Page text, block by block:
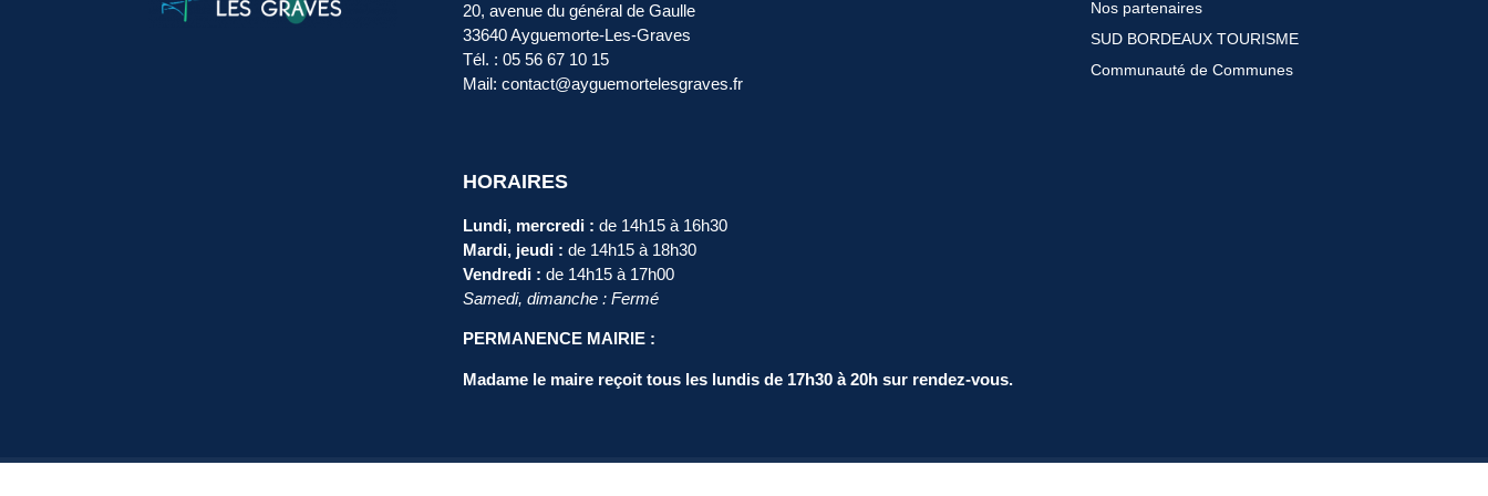
20, avenue du général de Gaulle
33640 Ayguemorte-Les-Graves
Tél. : 05 56 67 10 15
Mail: contact@ayguemortelesgraves.fr
HORAIRES
Lundi, mercredi : de 14h15 à 16h30
Mardi, jeudi : de 14h15 à 18h30
Vendredi : de 14h15 à 17h00
Samedi, dimanche : Fermé
PERMANENCE MAIRIE :
Madame le maire reçoit tous les lundis de 17h30 à 20h sur rendez-vous.
Nos partenaires
SUD BORDEAUX TOURISME
Communauté de Communes